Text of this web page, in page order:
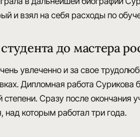
и взял на себя расходы по
до мастера
увлеченно и за свое
Дипломная работа
степени. Сразу после окончания
, над которым работал три года.